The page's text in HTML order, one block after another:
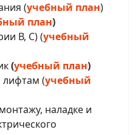
(учебный план)
план)
В, С) (учебный
(учебный план)
лифтам (учебный
наладке и